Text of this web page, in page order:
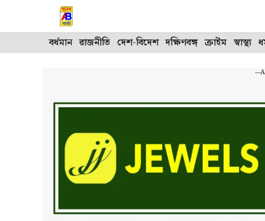
বর্ধমান রাজনীতি দেশ-বিদেশ দক্ষিণবঙ্গ ক্রাইম স্বাস্থ্য
---